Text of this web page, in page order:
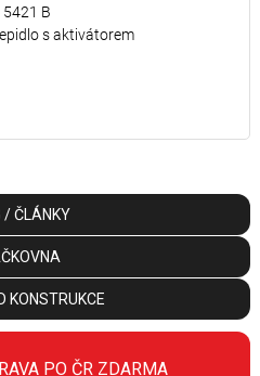
5421 B
s aktivátorem
/ ČLÁNKY
KONSTRUKCE
PO ČR ZDARMA